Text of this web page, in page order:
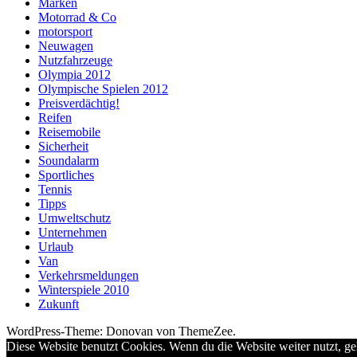
Marken
Motorrad & Co
motorsport
Neuwagen
Nutzfahrzeuge
Olympia 2012
Olympische Spielen 2012
Preisverdächtig!
Reifen
Reisemobile
Sicherheit
Soundalarm
Sportliches
Tennis
Tipps
Umweltschutz
Unternehmen
Urlaub
Van
Verkehrsmeldungen
Winterspiele 2010
Zukunft
WordPress-Theme: Donovan von ThemeZee.
Diese Website benutzt Cookies. Wenn du die Website weiter nutzt,